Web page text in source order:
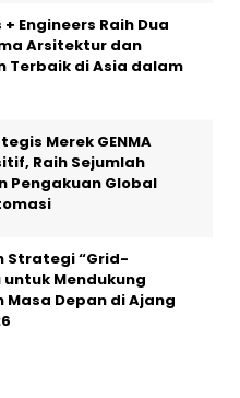
Engineers Raih Dua
Arsitektur dan
Terbaik di Asia dalam
Merek GENMA
Raih Sejumlah
Pengakuan Global
Strategi “Grid-
Mendukung
Depan di Ajang